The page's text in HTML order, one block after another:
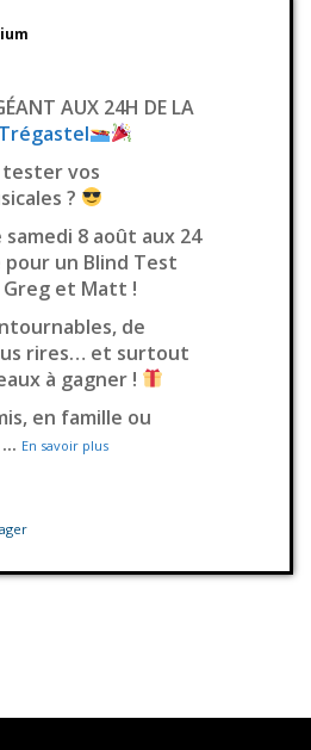
AUX 24H DE LA
tester vos
?
samedi 8 août aux 24
pour un Blind Test
Greg et Matt !
de
rires… et surtout
à gagner !
en famille ou
... En savoir plus